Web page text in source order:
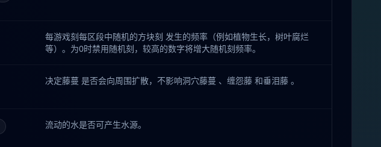
每游戏刻每区段中随机的方块刻 发生的频率（例如植物生长，树叶腐烂
等）。为0时禁用随机刻，较高的数字将增大随机刻频率。
决定藤蔓 是否会向周围扩散，不影响洞穴藤蔓 、缠怨藤 和垂泪藤 。
流动的水是否可产生水源。